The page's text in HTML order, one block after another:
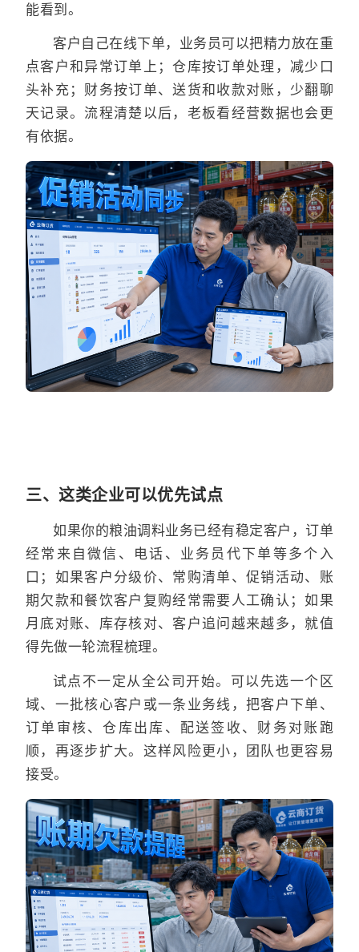
能看到。
客户自己在线下单，业务员可以把精力放在重
点客户和异常订单上；仓库按订单处理，减少口
头补充；财务按订单、送货和收款对账，少翻聊
天记录。流程清楚以后，老板看经营数据也会更
有依据。
三、这类企业可以优先试点
如果你的粮油调料业务已经有稳定客户，订单
经常来自微信、电话、业务员代下单等多个入
口；如果客户分级价、常购清单、促销活动、账
期欠款和餐饮客户复购经常需要人工确认；如果
月底对账、库存核对、客户追问越来越多，就值
得先做一轮流程梳理。
试点不一定从全公司开始。可以先选一个区
域、一批核心客户或一条业务线，把客户下单、
订单审核、仓库出库、配送签收、财务对账跑
顺，再逐步扩大。这样风险更小，团队也更容易
接受。